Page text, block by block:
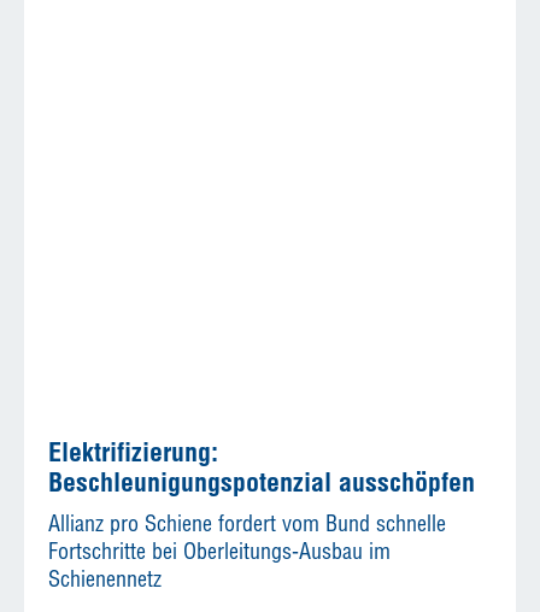
Elektrifizierung:
Beschleunigungspotenzial ausschöpfen
Allianz pro Schiene fordert vom Bund schnelle
Fortschritte bei Oberleitungs-Ausbau im
Schienennetz